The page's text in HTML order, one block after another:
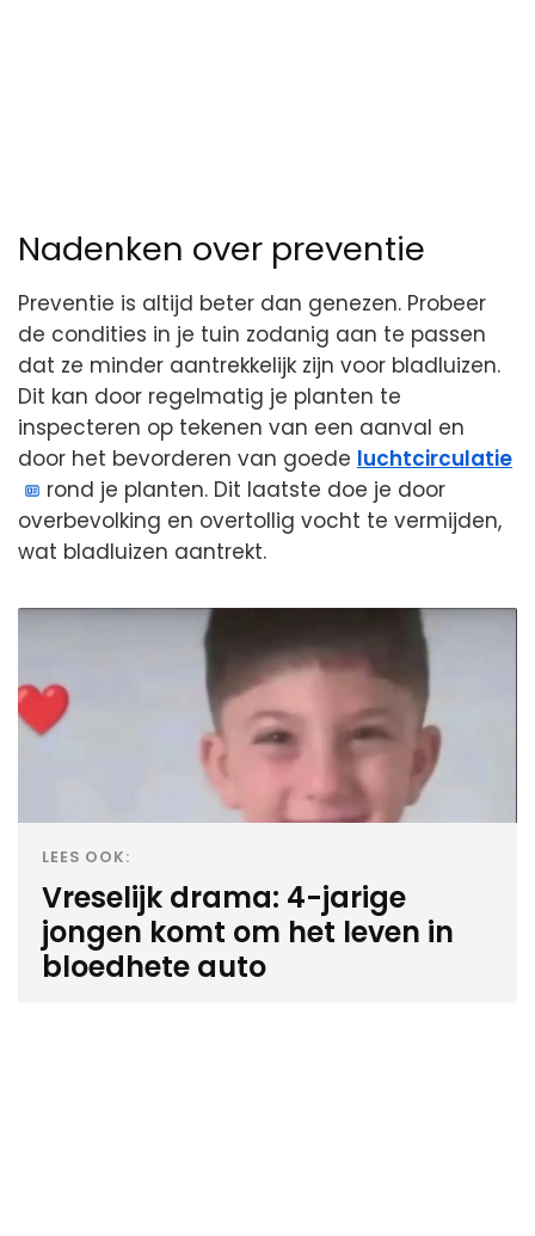
Nadenken over preventie
Preventie is altijd beter dan genezen. Probeer
de condities in je tuin zodanig aan te passen
dat ze minder aantrekkelijk zijn voor bladluizen.
Dit kan door regelmatig je planten te
inspecteren op tekenen van een aanval en
door het bevorderen van goede luchtcirculatie
rond je planten. Dit laatste doe je door
overbevolking en overtollig vocht te vermijden,
wat bladluizen aantrekt.
LEES OOK:
Vreselijk drama: 4-jarige
jongen komt om het leven in
bloedhete auto